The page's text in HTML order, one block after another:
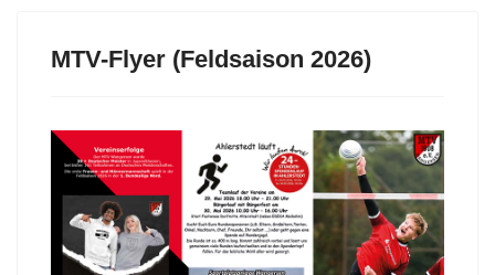
MTV-Flyer (Feldsaison 2026)